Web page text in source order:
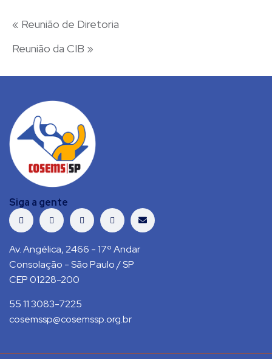
« Reunião de Diretoria
Reunião da CIB »
Siga a gente
Av. Angélica, 2466 - 17º Andar
Consolação - São Paulo / SP
CEP 01228-200
55 11 3083-7225
cosemssp@cosemssp.org.br